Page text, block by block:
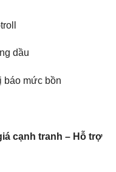
dầu
báo mức bồn
cạnh tranh – Hỗ trợ